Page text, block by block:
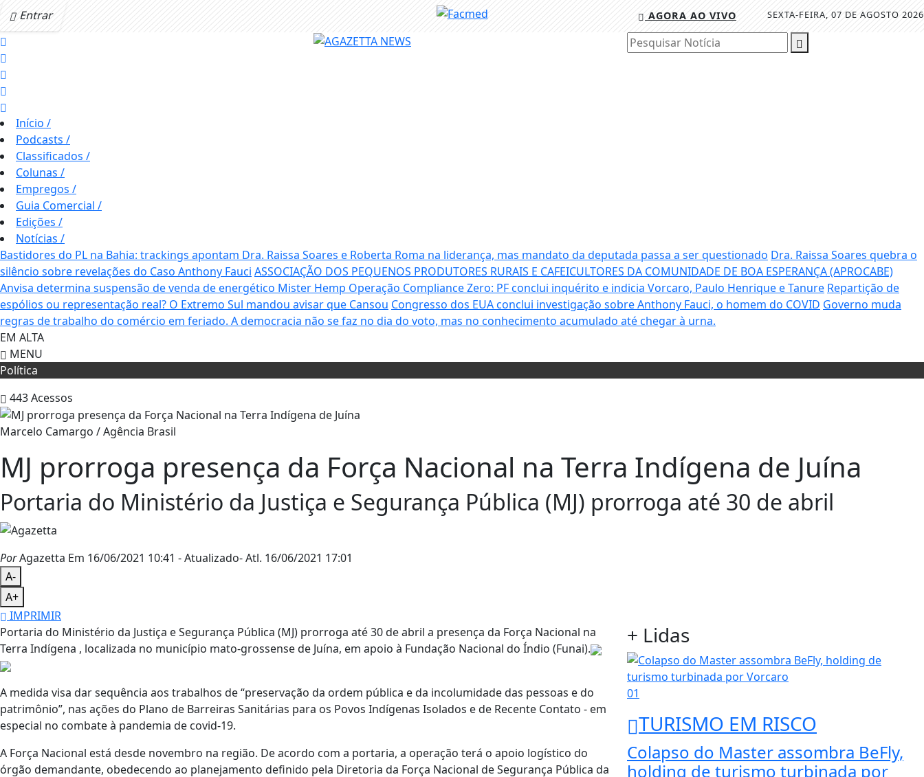
Entrar SEXTA-FEIRA, 07 DE AGOSTO 2026
AGORA AO VIVO
Pesquisar Notícia
Início /
Podcasts /
Classificados /
Colunas /
Empregos /
Guia Comercial /
Edições /
Notícias /
Bastidores do PL na Bahia: trackings apontam Dra. Raissa Soares e Roberta Roma na liderança, mas mandato da deputada passa a ser questionado Dra. Raissa Soares quebra o
silêncio sobre revelações do Caso Anthony Fauci ASSOCIAÇÃO DOS PEQUENOS PRODUTORES RURAIS E CAFEICULTORES DA COMUNIDADE DE BOA ESPERANÇA (APROCABE)
Anvisa determina suspensão de venda de energético Mister Hemp Operação Compliance Zero: PF conclui inquérito e indicia Vorcaro, Paulo Henrique e Tanure Repartição de
espólios ou representação real? O Extremo Sul mandou avisar que Cansou Congresso dos EUA conclui investigação sobre Anthony Fauci, o homem do COVID Governo muda
regras de trabalho do comércio em feriado. A democracia não se faz no dia do voto, mas no conhecimento acumulado até chegar à urna.
EM ALTA
MENU
Política
443Acessos
Marcelo Camargo / Agência Brasil
MJ prorroga presença da Força Nacional na Terra Indígena de Juína
Portaria do Ministério da Justiça e Segurança Pública (MJ) prorroga até 30 de abril
PorAgazetta Em 16/06/2021 10:41 - Atualizado- Atl. 16/06/2021 17:01
A-
A+
IMPRIMIR
Portaria do Ministério da Justiça e Segurança Pública (MJ) prorroga até 30 de abril a presença da Força Nacional na
Terra Indígena , localizada no município mato-grossense de Juína, em apoio à Fundação Nacional do Índio (Funai).
A medida visa dar sequência aos trabalhos de “preservação da ordem pública e da incolumidade das pessoas e do
patrimônio”, nas ações do Plano de Barreiras Sanitárias para os Povos Indígenas Isolados e de Recente Contato - em
especial no combate à pandemia de covid-19.
A Força Nacional está desde novembro na região. De acordo com a portaria, a operação terá o apoio logístico do
órgão demandante, obedecendo ao planejamento definido pela Diretoria da Força Nacional de Segurança Pública da
+ Lidas
01
TURISMO EM RISCO
Colapso do Master assombra BeFly,
holding de turismo turbinada por